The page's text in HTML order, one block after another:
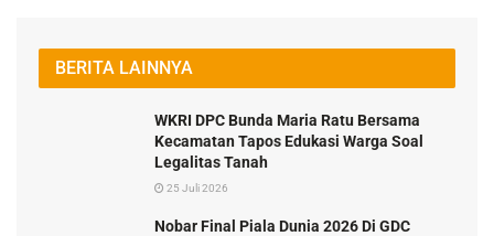
BERITA LAINNYA
WKRI DPC Bunda Maria Ratu Bersama
Kecamatan Tapos Edukasi Warga Soal
Legalitas Tanah
25 Juli 2026
Nobar Final Piala Dunia 2026 Di GDC